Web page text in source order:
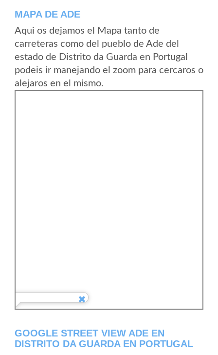
MAPA DE ADE
Aqui os dejamos el Mapa tanto de
carreteras como del pueblo de Ade del
estado de Distrito da Guarda en Portugal
podeis ir manejando el zoom para cercaros o
alejaros en el mismo.
GOOGLE STREET VIEW ADE EN
DISTRITO DA GUARDA EN PORTUGAL